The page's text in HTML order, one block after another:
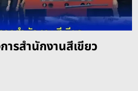
รสำนักงานสีเขียว